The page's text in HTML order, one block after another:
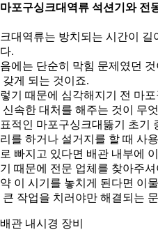
포구싱크대역류 석션기와 전
대역류는 방치되는 시간이
.
에는 단순히 막힘 문제였던
갖게 되는 것이죠.
기 때문에 심각해지기 전 마
신속한 대처를 해주는 것이 무
적인 마포구싱크대뚫기 초기
를 하거나 설거지를 할 때 사
빠지고 있다면 배관 내부에
때문에 전문 업체를 찾아주
이 시기를 놓치게 된다면 이
큰 작업을 치러야만 해결되는